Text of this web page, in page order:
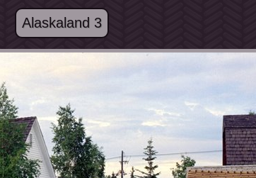
Alaskaland 3